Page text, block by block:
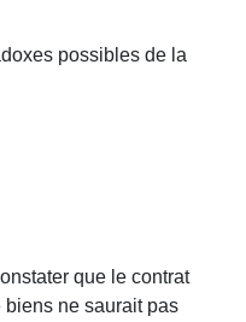
possibles de la
que le contrat
ne saurait pas